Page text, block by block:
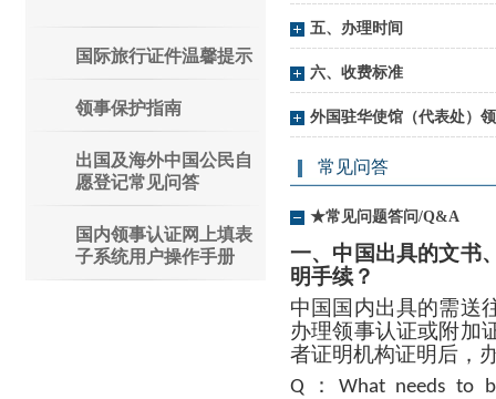
国际旅行证件温馨提示
领事保护指南
出国及海外中国公民自
愿登记常见问答
国内领事认证网上填表
子系统用户操作手册
五、办理时间
六、收费标准
外国驻华使馆（代表处）
常见问答
★常见问题答问/Q&A
一、中国出具的文书
明手续？
中国国内出具的需送
办理领事认证或附加
者证明机构证明后，
Q ： What needs to